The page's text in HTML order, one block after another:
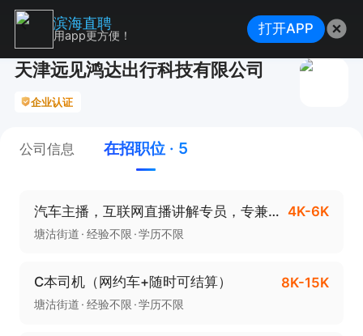
天津远见鸿达出行科技有限公司
企业认证
公司信息 在招职位 · 5
汽车主播，互联网直播讲解专员，专兼职都可 4K-6K
塘沽街道 经验不限 学历不限
C本司机（网约车+随时可结算） 8K-15K
塘沽街道 经验不限 学历不限
滨海直聘
用app更方便！ 打开APP